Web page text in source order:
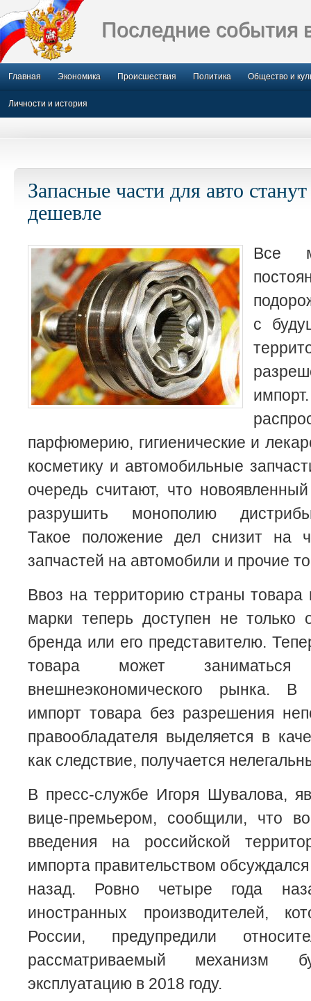
Последние события
Главная Экономика Происшествия Политика Общество и
Личности и история
Запасные части для авто
дешевле
Все
с
парфюмерию, гигиенические и
косметику и автомобильные
очередь считают, что
разрушить монополию
Такое положение дел снизит на
запчастей на автомобили и прочие
Ввоз на территорию страны товара
марки теперь доступен не только
бренда или его представителю.
товара может
внешнеэкономического рынка.
импорт товара без разрешения
правообладателя выделяется в
как следствие, получается
В пресс-службе Игоря Шувалова,
вице-премьером, сообщили, что
введения на российской
импорта правительством
назад. Ровно четыре года
иностранных производителей,
России, предупредили
рассматриваемый механизм
эксплуатацию в 2018 году.